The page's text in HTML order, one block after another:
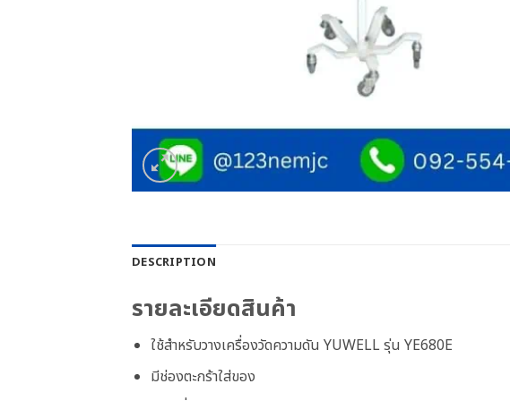
DESCRIPTION
รายละเอียดสินค้า
ใช้สำหรับวางเครื่องวัดความดัน YUWELL รุ่น YE680E
มีช่องตะกร้าใส่ของ